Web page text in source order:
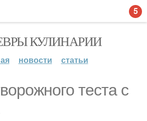
КУЛИНАРИИ
новости статьи
теста с
5